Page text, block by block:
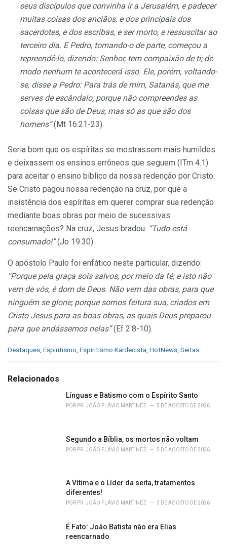
seus discípulos que convinha ir a Jerusalém, e padecer
muitas coisas dos anciãos, e dos principais dos
sacerdotes, e dos escribas, e ser morto, e ressuscitar ao
terceiro dia. E Pedro, tomando-o de parte, começou a
repreendê-lo, dizendo: Senhor, tem compaixão de ti; de
modo nenhum teacontecerá isso. Ele, porém, voltando-
se, disse a Pedro: Para trás de mim, Satanás, queme
serves de escândalo; porque não compreendes as
coisas que são de Deus, mas só as que são dos
homens”(Mt 16.21-23).
Seria bom que os espíritas se mostrassem mais humildes
e deixassem os ensinos errôneos que seguem (ITm 4.1)
para aceitar o ensino bíblico da nossa redenção por Cristo.
Se Cristo pagou nossa redenção na cruz, por que a
insistência dos espíritas em querer comprar sua redenção
mediante boas obras por meio de sucessivas
reencarnações? Na cruz, Jesus bradou: “Tudo está
consumado!”(Jo 19.30).
O apóstolo Paulo foi enfático neste particular, dizendo:
“Porque pela graça sois salvos, por meio da fé; e isto não
vem de vós, é dom de Deus. Não vem das obras, para que
ninguém se glorie; porque somos feitura sua, criados em
Cristo Jesus para as boas obras, as quais Deus preparou
para que andássemos nelas”(Ef 2.8-10).
C
e
Destaques Espiritismo Espiritismo Kardecista HotNews Seitas
Relacionados
Línguas e Batismo com o Espírito Santo
POR PR. JOÃO FLÁVIO MARTINEZ 5 DE AGOSTO DE 2026
Segundo a Bíblia, os mortos não voltam
POR PR. JOÃO FLÁVIO MARTINEZ 5 DE AGOSTO DE 2026
A Vítima e o Líder da seita, tratamentos
diferentes!
POR PR. JOÃO FLÁVIO MARTINEZ 3 DE AGOSTO DE 2026
É Fato: João Batista não era Elias
reencarnado